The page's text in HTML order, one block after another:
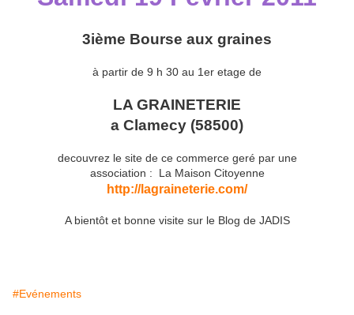
3ième Bourse aux graines
à partir de 9 h 30 au 1er etage de
LA GRAINETERIE
a Clamecy (58500)
decouvrez le site de ce commerce geré par une
association : La Maison Citoyenne
http://lagraineterie.com/
A bientôt et bonne visite sur le Blog de JADIS
#Evénements